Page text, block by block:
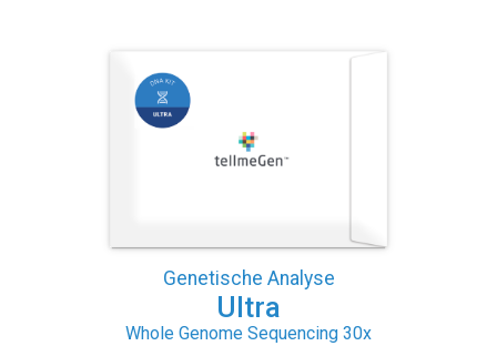
Genetische Analyse
Ultra
Whole Genome Sequencing 30x